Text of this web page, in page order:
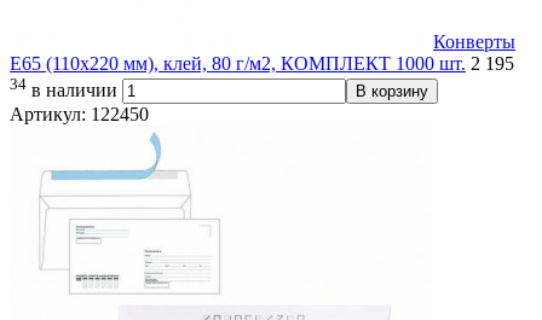
Конверты
Е65 (110х220 мм), клей, 80 г/м2, КОМПЛЕКТ 1000 шт. 2 195
34 в наличии В корзину
Артикул: 122450